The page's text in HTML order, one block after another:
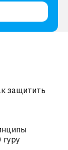
защитить